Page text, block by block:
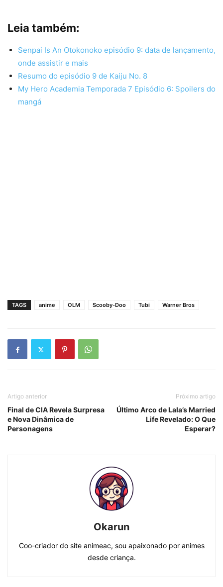
Leia também:
Senpai Is An Otokonoko episódio 9: data de lançamento,
onde assistir e mais
Resumo do episódio 9 de Kaiju No. 8
My Hero Academia Temporada 7 Episódio 6: Spoilers do
mangá
TAGS anime OLM Scooby-Doo Tubi Warner Bros
Artigo anterior
Final de CIA Revela Surpresa
e Nova Dinâmica de
Personagens
Próximo artigo
Último Arco de Lala’s Married
Life Revelado: O Que
Esperar?
Okarun
Coo-criador do site animeac, sou apaixonado por animes
desde criança.